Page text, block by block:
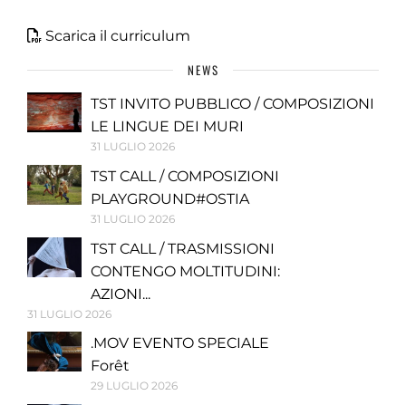
Scarica il curriculum
NEWS
TST INVITO PUBBLICO / COMPOSIZIONI
LE LINGUE DEI MURI
31 LUGLIO 2026
TST CALL / COMPOSIZIONI
PLAYGROUND#OSTIA
31 LUGLIO 2026
TST CALL / TRASMISSIONI
CONTENGO MOLTITUDINI:
AZIONI...
31 LUGLIO 2026
.MOV EVENTO SPECIALE
Forêt
29 LUGLIO 2026